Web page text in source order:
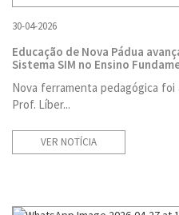
30-04-2026
Educação de Nova Pádua
Sistema SIM no Ensino
Nova ferramenta pedagógica foi
Prof. Líber...
VER NOTÍCIA